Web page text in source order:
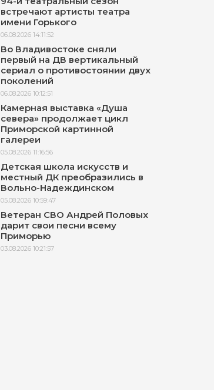
встречают артисты театра
имени Горького
06.08.2026 14:11:52
Во Владивостоке сняли
первый на ДВ вертикальный
сериал о противостоянии двух
поколений
06.08.2026 10:12:51
Камерная выставка «Душа
севера» продолжает цикл
Приморской картинной
галереи
05.08.2026 11:16:56
Детская школа искусств и
местный ДК преобразились в
Вольно-Надеждинском
05.08.2026 10:59:47
Ветеран СВО Андрей Половых
дарит свои песни всему
Приморью
03.08.2026 10:21:57